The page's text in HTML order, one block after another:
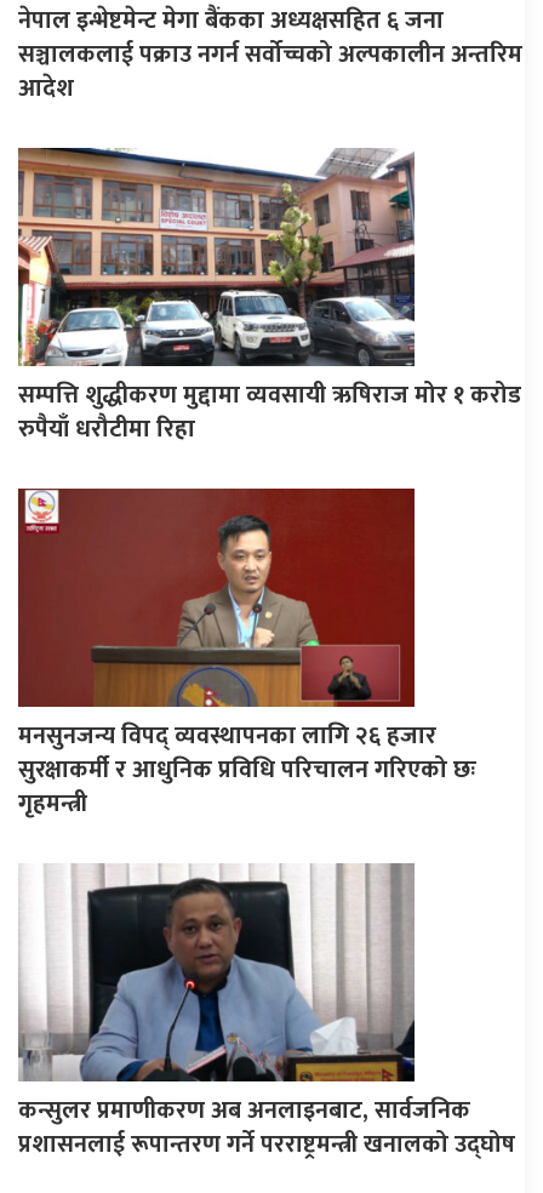
नेपाल इन्भेष्टमेन्ट मेगा बैंकका अध्यक्षसहित ६ जना
सञ्चालकलाई पक्राउ नगर्न सर्वोच्चको अल्पकालीन अन्तरिम
आदेश
सम्पत्ति शुद्धीकरण मुद्दामा व्यवसायी ऋषिराज मोर १ करोड
रुपैयाँ धरौटीमा रिहा
मनसुनजन्य विपद् व्यवस्थापनका लागि २६ हजार
सुरक्षाकर्मी र आधुनिक प्रविधि परिचालन गरिएको छः
गृहमन्त्री
कन्सुलर प्रमाणीकरण अब अनलाइनबाट, सार्वजनिक
प्रशासनलाई रूपान्तरण गर्ने परराष्ट्रमन्त्री खनालको उद्घोष